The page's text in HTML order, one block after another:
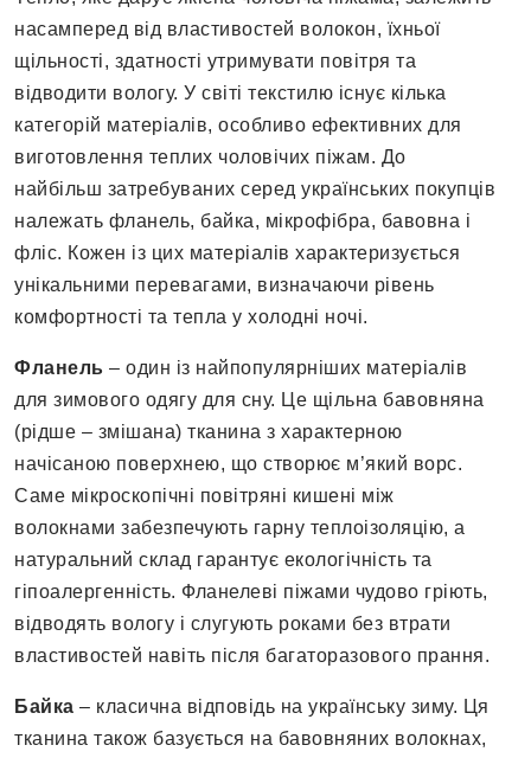
насамперед від властивостей волокон, їхньої
щільності, здатності утримувати повітря та
відводити вологу. У світі текстилю існує кілька
категорій матеріалів, особливо ефективних для
виготовлення теплих чоловічих піжам. До
найбільш затребуваних серед українських покупців
належать фланель, байка, мікрофібра, бавовна і
фліс. Кожен із цих матеріалів характеризується
унікальними перевагами, визначаючи рівень
комфортності та тепла у холодні ночі.
Фланель – один із найпопулярніших матеріалів
для зимового одягу для сну. Це щільна бавовняна
(рідше – змішана) тканина з характерною
начісаною поверхнею, що створює м’який ворс.
Саме мікроскопічні повітряні кишені між
волокнами забезпечують гарну теплоізоляцію, а
натуральний склад гарантує екологічність та
гіпоалергенність. Фланелеві піжами чудово гріють,
відводять вологу і слугують роками без втрати
властивостей навіть після багаторазового прання.
Байка – класична відповідь на українську зиму. Ця
тканина також базується на бавовняних волокнах,